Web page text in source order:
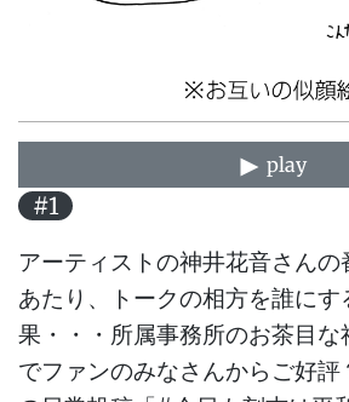
play
#1
アーティストの神井花音さん
あたり、トークの相方を誰に
果・・・所属事務所のお茶目な
でファンのみなさんからご好